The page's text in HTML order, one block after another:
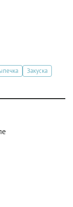
Закуска